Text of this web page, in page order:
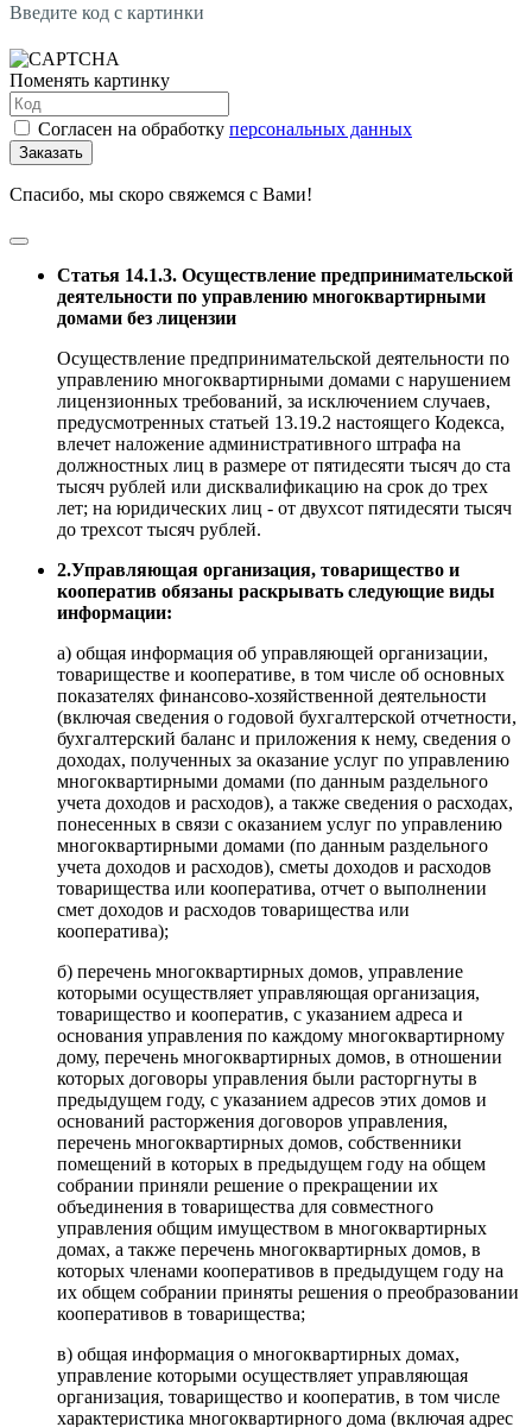
Введите код с картинки
Поменять картинку
Согласен на обработку персональных данных
Заказать
Спасибо, мы скоро свяжемся с Вами!
Статья 14.1.3. Осуществление предпринимательской
деятельности по управлению многоквартирными
домами без лицензии
Осуществление предпринимательской деятельности по
управлению многоквартирными домами с нарушением
лицензионных требований, за исключением случаев,
предусмотренных статьей 13.19.2 настоящего Кодекса,
влечет наложение административного штрафа на
должностных лиц в размере от пятидесяти тысяч до ста
тысяч рублей или дисквалификацию на срок до трех
лет; на юридических лиц - от двухсот пятидесяти тысяч
до трехсот тысяч рублей.
2.Управляющая организация, товарищество и
кооператив обязаны раскрывать следующие виды
информации:
а) общая информация об управляющей организации,
товариществе и кооперативе, в том числе об основных
показателях финансово-хозяйственной деятельности
(включая сведения о годовой бухгалтерской отчетности,
бухгалтерский баланс и приложения к нему, сведения о
доходах, полученных за оказание услуг по управлению
многоквартирными домами (по данным раздельного
учета доходов и расходов), а также сведения о расходах,
понесенных в связи с оказанием услуг по управлению
многоквартирными домами (по данным раздельного
учета доходов и расходов), сметы доходов и расходов
товарищества или кооператива, отчет о выполнении
смет доходов и расходов товарищества или
кооператива);
б) перечень многоквартирных домов, управление
которыми осуществляет управляющая организация,
товарищество и кооператив, с указанием адреса и
основания управления по каждому многоквартирному
дому, перечень многоквартирных домов, в отношении
которых договоры управления были расторгнуты в
предыдущем году, с указанием адресов этих домов и
оснований расторжения договоров управления,
перечень многоквартирных домов, собственники
помещений в которых в предыдущем году на общем
собрании приняли решение о прекращении их
объединения в товарищества для совместного
управления общим имуществом в многоквартирных
домах, а также перечень многоквартирных домов, в
которых членами кооперативов в предыдущем году на
их общем собрании приняты решения о преобразовании
кооперативов в товарищества;
в) общая информация о многоквартирных домах,
управление которыми осуществляет управляющая
организация, товарищество и кооператив, в том числе
характеристика многоквартирного дома (включая адрес